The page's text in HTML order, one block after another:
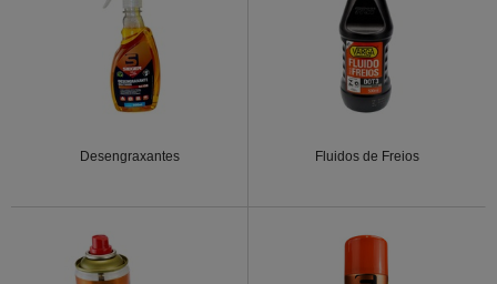
Desengraxantes Fluidos de Freios